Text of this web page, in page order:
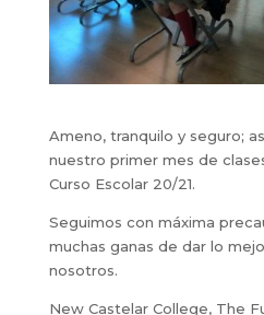
Ameno, tranquilo y seguro;
nuestro primer mes de
Curso Escolar 20/21.
Seguimos con máxima
muchas ganas de dar lo
nosotros.
New Castelar College, The